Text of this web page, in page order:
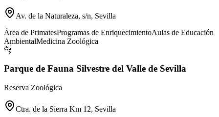
Av. de la Naturaleza, s/n, Sevilla
Área de PrimatesProgramas de EnriquecimientoAulas de Educación
AmbientalMedicina Zoológica
🐆
Parque de Fauna Silvestre del Valle de Sevilla
Reserva Zoológica
Ctra. de la Sierra Km 12, Sevilla